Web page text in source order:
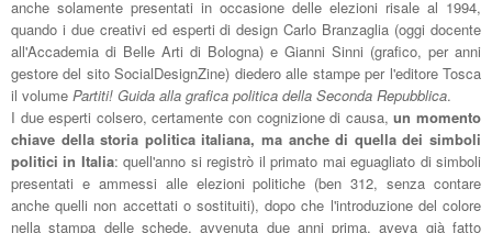
anche solamente presentati in occasione delle elezioni risale al 1994,
quando i due creativi ed esperti di design Carlo Branzaglia (oggi docente
all'Accademia di Belle Arti di Bologna) e Gianni Sinni (grafico, per anni
gestore del sito SocialDesignZine) diedero alle stampe per l'editore Tosca
il volume Partiti! Guida alla grafica politica della Seconda Repubblica.
I due esperti colsero, certamente con cognizione di causa,un momento
chiave della storia politica italiana, ma anche di quella dei simboli
politici in Italia: quell'anno si registrò il primato mai eguagliato di simboli
presentati e ammessi alle elezioni politiche (ben 312, senza contare
anche quelli non accettati o sostituiti), dopo che l'introduzione del colore
nella stampa delle schede, avvenuta due anni prima, aveva già fatto